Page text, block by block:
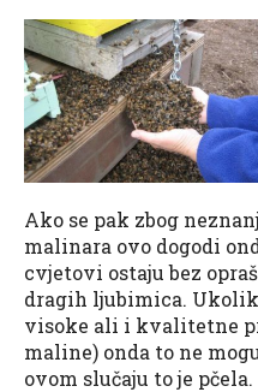
Ako se pak zbog
malinara ovo dogodi
cvjetovi ostaju bez
dragih ljubimica.
visoke ali i kvalitetne
maline) onda to ne
ovom slučaju to je pčela.